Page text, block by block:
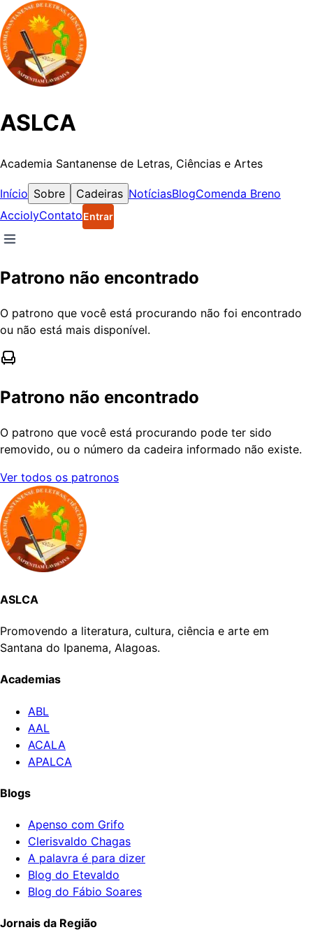
ASLCA
Academia Santanense de Letras, Ciências e Artes
Início Sobre Cadeiras NotíciasBlogComenda Breno
AcciolyContatoEntrar
Patrono não encontrado
O patrono que você está procurando não foi encontrado
ou não está mais disponível.
Patrono não encontrado
O patrono que você está procurando pode ter sido
removido, ou o número da cadeira informado não existe.
Ver todos os patronos
ASLCA
Promovendo a literatura, cultura, ciência e arte em
Santana do Ipanema, Alagoas.
Academias
ABL
AAL
ACALA
APALCA
Blogs
Apenso com Grifo
Clerisvaldo Chagas
A palavra é para dizer
Blog do Etevaldo
Blog do Fábio Soares
Jornais da Região